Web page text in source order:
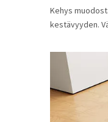
Kehys
kestävyyden.